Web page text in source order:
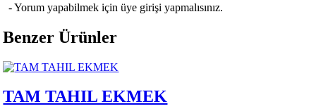
- Yorum yapabilmek için üye girişi yapmalısınız.
Benzer Ürünler
TAM TAHIL EKMEK